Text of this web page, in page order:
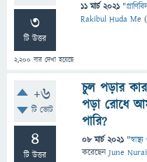
3
টি উত্তর
2,200 বার দেখা হয়েছে
11 মার্চ 2021 "
Rakibul Huda Me (
+6
টি ভোট
4
টি উত্তর
চুল পড়ার
পড়া রোধে
পারি?
08 মার্চ 2021 "
করেছেনJune